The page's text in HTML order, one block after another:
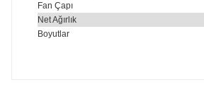
Fan Çapı
Net Ağırlık
Boyutlar